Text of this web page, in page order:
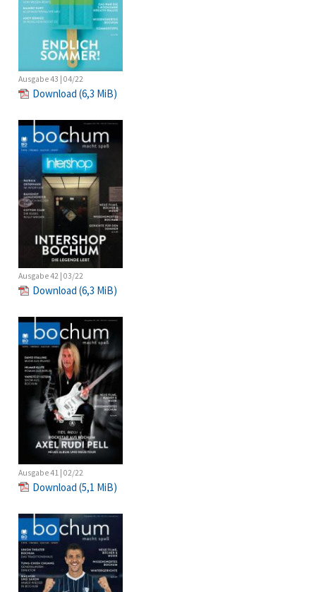
Ausgabe 43 | 04/22
Download (6,3 MiB)
Ausgabe 42 | 03/22
Download (6,3 MiB)
Ausgabe 41 | 02/22
Download (5,1 MiB)